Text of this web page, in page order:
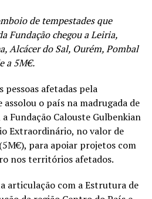
de tempestades que
Fundação chegou a Leiria,
Alcácer do Sal, Ourém, Pombal
a 5M€.
pessoas afetadas pela
o país na madrugada de
Fundação Calouste Gulbenkian
Extraordinário, no valor de
para apoiar projetos com
nos territórios afetados.
articulação com a Estrutura de